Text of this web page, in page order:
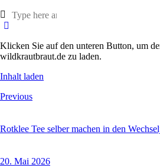
Klicken Sie auf den unteren Button, um
wildkrautbraut.de zu laden.
Inhalt laden
Previous
Rotklee Tee selber machen in den
20. Mai 2026